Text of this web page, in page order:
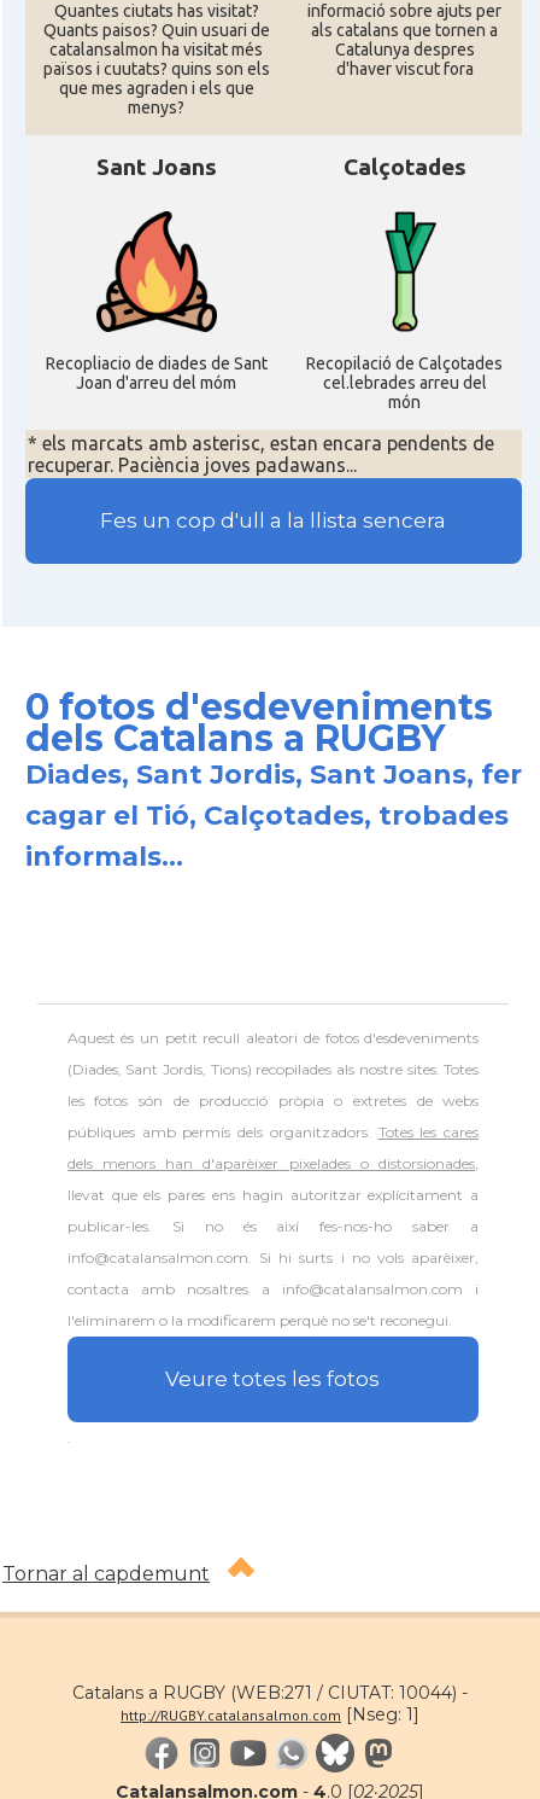
Quantes ciutats has visitat?
Quants paisos? Quin usuari de
catalansalmon ha visitat més
països i cuutats? quins son els
que mes agraden i els que
menys?
informació sobre ajuts per
als catalans que tornen a
Catalunya despres
d'haver viscut fora
Sant Joans
Recopliacio de diades de Sant
Joan d'arreu del móm
Calçotades
Recopilació de Calçotades
cel.lebrades arreu del
món
* els marcats amb asterisc, estan encara pendents de
recuperar. Paciència joves padawans...
Fes un cop d'ull a la llista sencera
0 fotos d'esdeveniments
dels Catalans a RUGBY
Diades, Sant Jordis, Sant Joans, fer
cagar el Tió, Calçotades, trobades
informals...
Aquest és un petit recull aleatori de fotos d'esdeveniments
(Diades, Sant Jordis, Tions) recopilades als nostre sites. Totes
les fotos són de producció pròpia o extretes de webs
públiques amb permís dels organitzadors. Totes les cares
dels menors han d'aparèixer pixelades o distorsionades,
llevat que els pares ens hagin autoritzar explícitament a
publicar-les. Si no és així fes-nos-ho saber a
info@catalansalmon.com. Si hi surts i no vols aparèixer,
contacta amb nosaltres a info@catalansalmon.com i
l'eliminarem o la modificarem perquè no se't reconegui.
Veure totes les fotos
Tornar al capdemunt
Catalans a RUGBY (WEB:271 / CIUTAT: 10044) -
http://RUGBY.catalansalmon.com [Nseg: 1]
Catalansalmon.com - 4.0 [02·2025]